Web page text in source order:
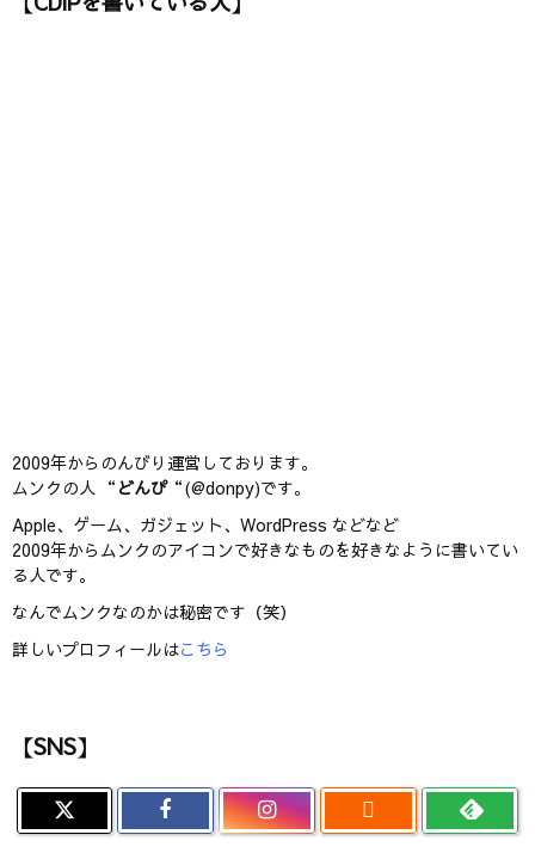
2009年からのんびり運営しております。
ムンクの人 “ どんぴ“(@donpy)です。
Apple、ゲーム、ガジェット、WordPress などなど
2009年からムンクのアイコンで好きなものを好きなように書いてい
る人です。
なんでムンクなのかは秘密です（笑）
詳しいプロフィールはこちら
【SNS】
